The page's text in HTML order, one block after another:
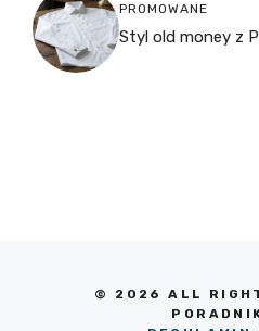
PROMOWANE
Styl old money z
© 2026 ALL